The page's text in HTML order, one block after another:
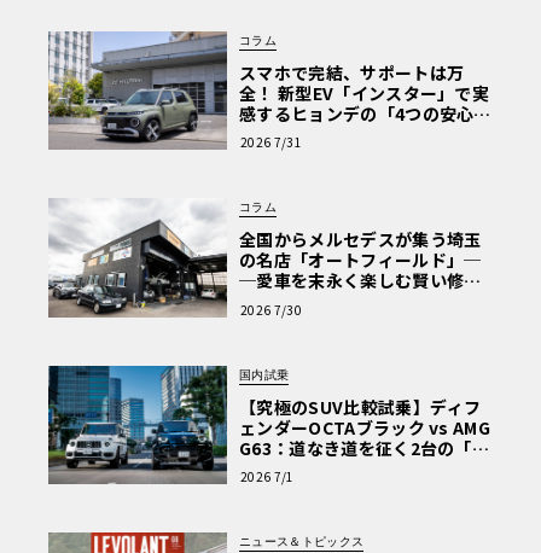
コラム
スマホで完結、サポートは万
全！ 新型EV「インスター」で実
感するヒョンデの「4つの安心」
【第1回・ヒョンデ6つの疑問：
Why? Hyundai?】〈PR〉
2026 7/31
コラム
全国からメルセデスが集う埼玉
の名店「オートフィールド」─
─愛車を末永く楽しむ賢い修理
術と、プロがフックス製オイル
を選ぶ理由〈PR〉
2026 7/30
国内試乗
【究極のSUV比較試乗】ディフ
ェンダーOCTAブラック vs AMG
G63：道なき道を征く2台の「対
極的アプローチ」
2026 7/1
ニュース＆トピックス